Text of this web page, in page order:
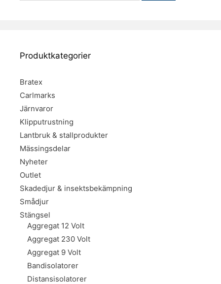
Produktkategorier
Bratex
Carlmarks
Järnvaror
Klipputrustning
Lantbruk & stallprodukter
Mässingsdelar
Nyheter
Outlet
Skadedjur & insektsbekämpning
Smådjur
Stängsel
Aggregat 12 Volt
Aggregat 230 Volt
Aggregat 9 Volt
Bandisolatorer
Distansisolatorer